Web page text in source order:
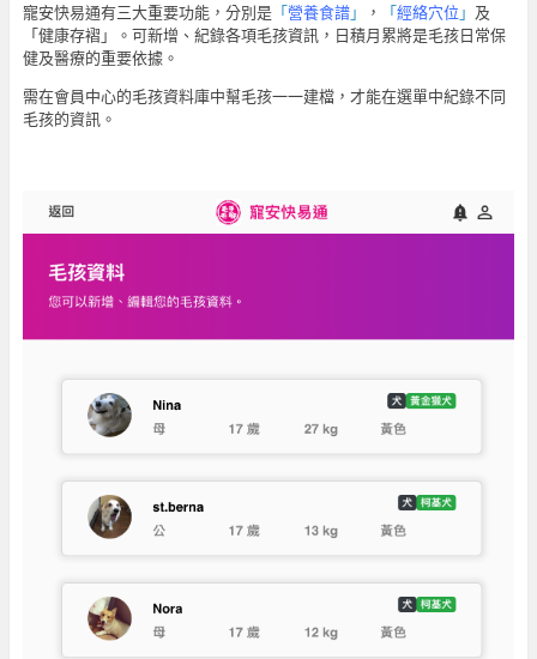
寵安快易通有三大重要功能，分別是「營養食譜」 ， 「經絡穴位 」 及
「健康存褶」。可新增、紀錄各項毛孩資訊，日積月累將是毛孩日常保
健及醫療的重要依據。
需在會員中心的毛孩資料庫中幫毛孩一一建檔，才能在選單中紀錄不同
毛孩的資訊。